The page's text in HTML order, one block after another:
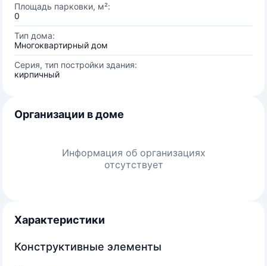
Площадь парковки, м²:
0
Тип дома:
Многоквартирный дом
Серия, тип постройки здания:
кирпичный
Организации в доме
Информация об организациях
отсутствует
Характеристики
Конструктивные элементы